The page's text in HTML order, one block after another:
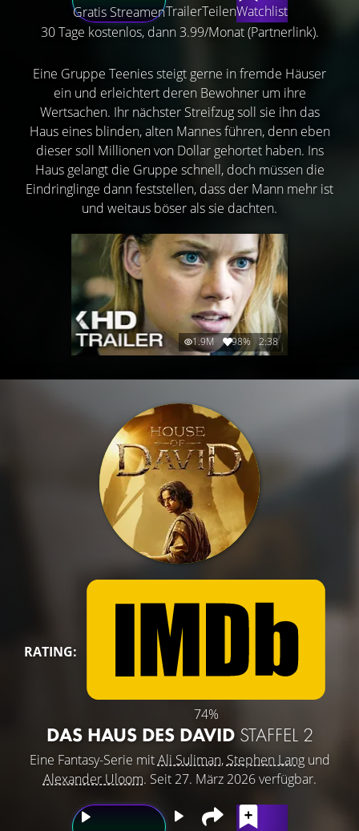
Gratis StreamenTrailerTeilenWatchlist
30 Tage kostenlos, dann 3.99/Monat (Partnerlink).
Eine Gruppe Teenies steigt gerne in fremde Häuser
ein und erleichtert deren Bewohner um ihre
Wertsachen. Ihr nächster Streifzug soll sie ihn das
Haus eines blinden, alten Mannes führen, denn eben
dieser soll Millionen von Dollar gehortet haben. Ins
Haus gelangt die Gruppe schnell, doch müssen die
Eindringlinge dann feststellen, dass der Mann mehr ist
und weitaus böser als sie dachten.
1.9M 98% 2:38
RATING:
74%
DAS HAUS DES DAVID STAFFEL 2
Eine Fantasy-Serie mitAli Suliman, Stephen Langund
Alexander Uloom. Seit 27. März 2026 verfügbar.